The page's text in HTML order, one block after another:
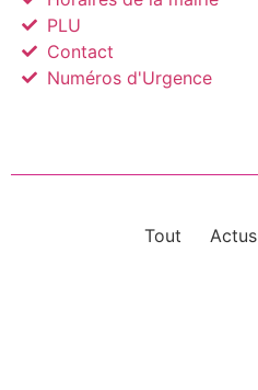
PLU
Contact
Numéros d'Urgence
Tout Actus